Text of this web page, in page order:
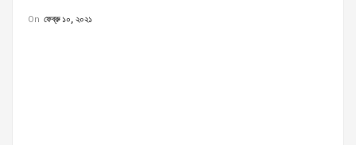
On ফেব্রু ১০, ২০২১